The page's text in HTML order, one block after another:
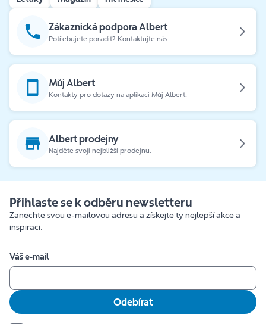
Zákaznická podpora Albert
Potřebujete poradit? Kontaktujte nás.
Můj Albert
Kontakty pro dotazy na aplikaci Můj Albert.
Albert prodejny
Najděte svoji nejbližší prodejnu.
Přihlaste se k odběru newsletteru
Zanechte svou e-mailovou adresu a získejte ty nejlepší akce a
inspiraci.
Váš e-mail
Odebírat